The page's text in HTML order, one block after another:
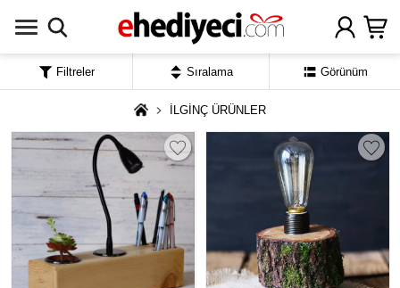
İLGİNÇ ÜRÜNLER
Filtreler Sıralama Görünüm